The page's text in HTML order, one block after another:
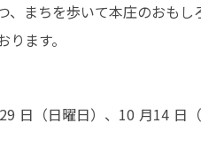
、まちを歩いて本庄のおも
ます。
日（日曜日）、10 月14 日